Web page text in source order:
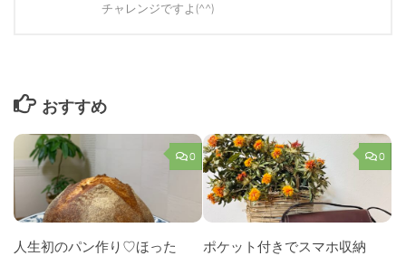
チャレンジですよ(^^)
おすすめ
0
人生初のパン作り♡ほった
0
ポケット付きでスマホ収納